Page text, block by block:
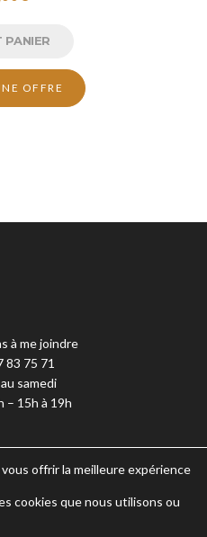
PANIER
OFFRE
à me joindre
83 75 71
samedi
– 15h à 19h
offrir la meilleure expérience
cookies que nous utilisons ou